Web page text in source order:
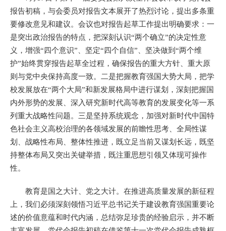
报告初稿，与会委员对报告文本展开了热烈讨论，提出多条重
要修改意见和建议。会议也对报告起草工作提出明确要求：一
是突出政治报告的特点，把深刻认识“两个确立”的决定性意
义，增强“四个意识”、坚定“四个自信”、坚决做到“两个维
护”始终贯穿报告起草全过程，确保报告的重大方针、重大原
则与党中央保持高度一致。二是把握教育强国大势大局，把学
校发展放在“两个大局”和新发展格局中进行谋划，深刻把握国
内外形势的发展、深入研究新时代高等教育的发展变化等一系
列重大战略性问题。三是坚持系统观念，加强对新时代中国特
色社会主义高校治理的各领域发展的前瞻性思考、全局性谋
划、战略性布局、整体性推进，既立足当前又谋划长远，既坚
持整体布局又突出关键举措，既注重思想引领又体现可操作
性。
教育是国之大计、党之大计。在推进高质量发展的新征程
上，我们必须深刻领悟习近平总书记关于建设教育强国重要论
述的价值意蕴和时代内涵，总结弥足珍贵的经验启示，并不断